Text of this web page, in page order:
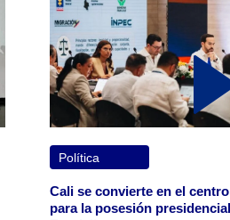
Política
Cali se convierte en el
para la posesión